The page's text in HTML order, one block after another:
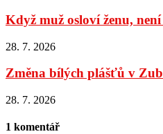
Když muž osloví ženu,
28. 7. 2026
Změna bílých plášťů v
28. 7. 2026
1 komentář